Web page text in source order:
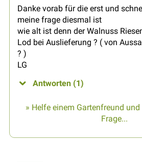
Danke vorab für die erst und
meine frage diesmal ist
wie alt ist denn der Walnuss
Lod bei Auslieferung ? ( von
? )
LG
Antworten (1)
» Helfe einem Gartenfreund
Frage...